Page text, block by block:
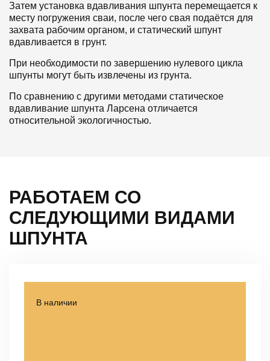
Затем установка вдавливания шпунта перемещается к
месту погружения сваи, после чего свая подаётся для
захвата рабочим органом, и статический шпунт
вдавливается в грунт.
При необходимости по завершению нулевого цикла
шпунты могут быть извлечены из грунта.
По сравнению с другими методами статическое
вдавливание шпунта Ларсена отличается
относительной экологичностью.
РАБОТАЕМ СО
СЛЕДУЮЩИМИ ВИДАМИ
ШПУНТА
В наличии